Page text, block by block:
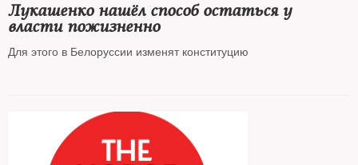
Лукашенко нашёл способ остаться у
власти пожизненно
Для этого в Белоруссии изменят конституцию